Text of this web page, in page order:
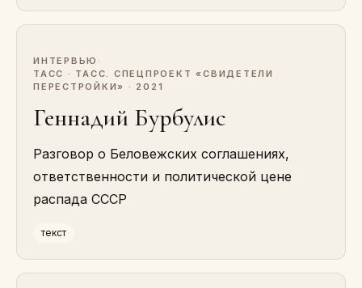
ИНТЕРВЬЮ ·
ТАСС · ТАСС. СПЕЦПРОЕКТ «СВИДЕТЕЛИ
ПЕРЕСТРОЙКИ» · 2021
Геннадий Бурбулис
Разговор о Беловежских соглашениях,
ответственности и политической цене
распада СССР
текст